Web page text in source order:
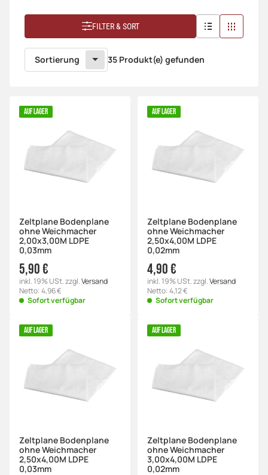
FILTER & SORT
Sortierung 35 Produkt(e) gefunden
AUF LAGER
Zeltplane Bodenplane
ohne Weichmacher
2,00x3,00M LDPE
0,03mm
5,90 €
inkl. 19% USt. zzgl.Versand
Netto: 4,96 €
Sofort verfügbar
AUF LAGER
Zeltplane Bodenplane
ohne Weichmacher
2,50x4,00M LDPE
0,02mm
4,90 €
inkl. 19% USt. zzgl.Versand
Netto: 4,12 €
Sofort verfügbar
AUF LAGER
Zeltplane Bodenplane
ohne Weichmacher
2,50x4,00M LDPE
0,03mm
AUF LAGER
Zeltplane Bodenplane
ohne Weichmacher
3,00x4,00M LDPE
0,02mm